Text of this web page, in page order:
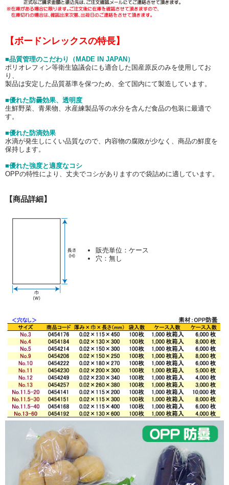
【ボードンレックスの特長】
■品質管理のこだわり（MADE IN JAPAN）
ポリオレフィン等衛生協議会にも適合した国産原反のみを使用してお
り、
製品は安定した品質基準を保つため、全て国内にて製造しています。
■優れた防曇効果、透明度
生鮮野菜、青果物、水産練製品等の水分を含んだ食品の包装に最適で
す。
■優れた防滴効果
水滴が発生しにくい品質なので、内容物の腐敗が少なく、商品の鮮度を
保持します。
■優れた強度と適度なコシ
OPPの特性により、丈夫でコシがありますので袋詰めに適しています。
【商品詳細】
販売単位：ケース
穴：無し